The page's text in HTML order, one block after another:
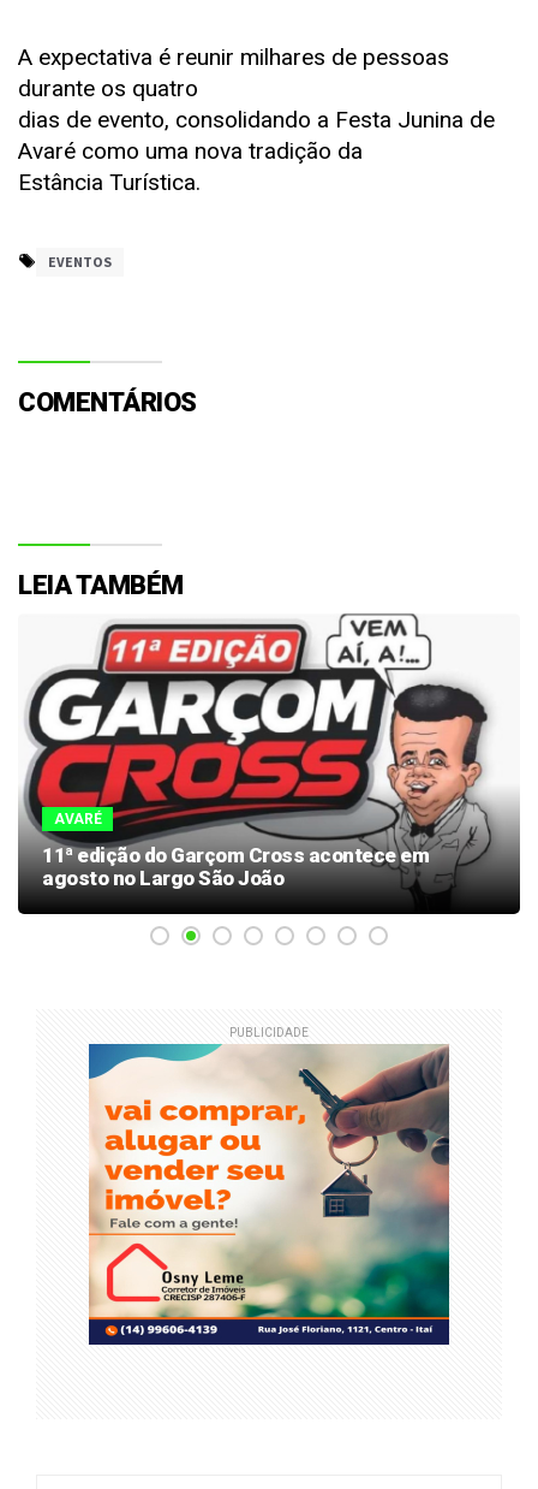
A expectativa é reunir milhares de pessoas
durante os quatro
dias de evento, consolidando a Festa Junina de
Avaré como uma nova tradição da
Estância Turística.
EVENTOS
COMENTÁRIOS
LEIA TAMBÉM
AVARÉ
11ª edição do Garçom Cross acontece em
agosto no Largo São João
PUBLICIDADE